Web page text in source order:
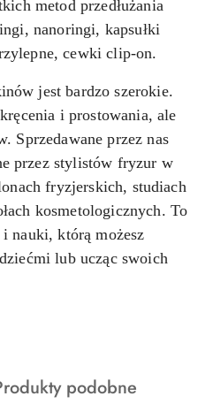
metod przedłużania
nanoringi, kapsułki
cewki clip-on.
jest bardzo szerokie.
i prostowania, ale
Sprzedawane przez nas
przez stylistów fryzur w
fryzjerskich, studiach
kosmetologicznych. To
nauki, którą możesz
lub ucząc swoich
podobne